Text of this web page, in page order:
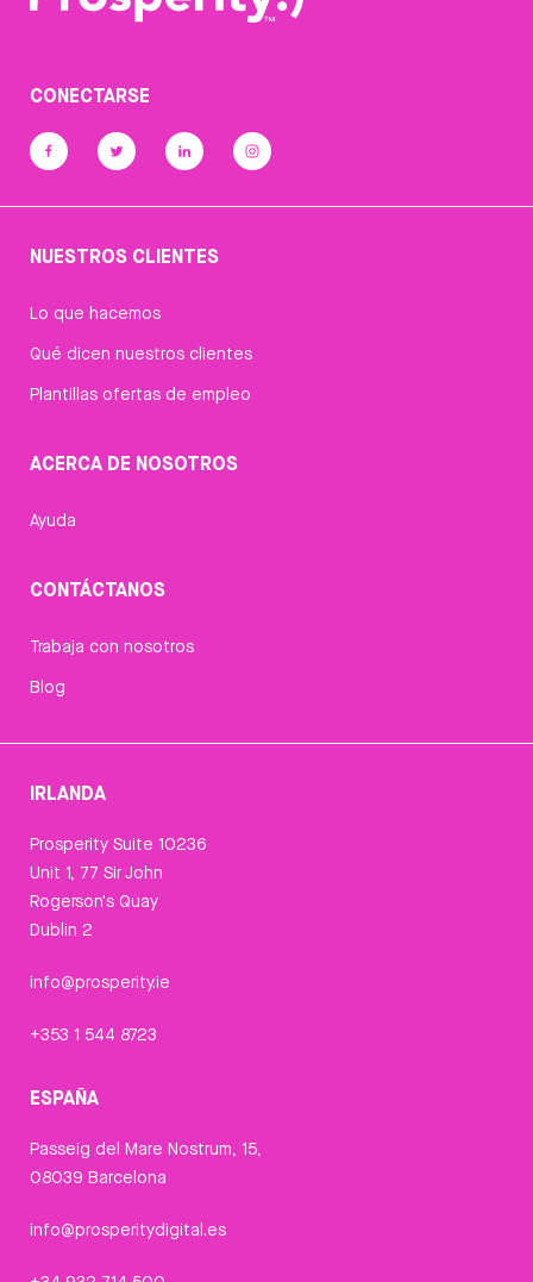
CONECTARSE
NUESTROS CLIENTES
Lo que hacemos
Qué dicen nuestros clientes
Plantillas ofertas de empleo
ACERCA DE NOSOTROS
Ayuda
CONTÁCTANOS
Trabaja con nosotros
Blog
IRLANDA
Prosperity Suite 10236
Unit 1, 77 Sir John
Rogerson's Quay
Dublin 2
info@prosperity.ie
+353 1 544 8723
ESPAÑA
Passeig del Mare Nostrum, 15,
08039 Barcelona
info@prosperitydigital.es